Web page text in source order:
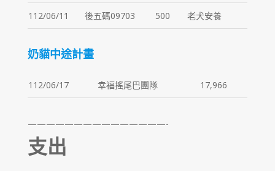
112/06/11 後五碼09703 500 老犬安養
奶貓中途計畫
112/06/17 幸福搖尾巴團隊 17,966
———————————————-
支出